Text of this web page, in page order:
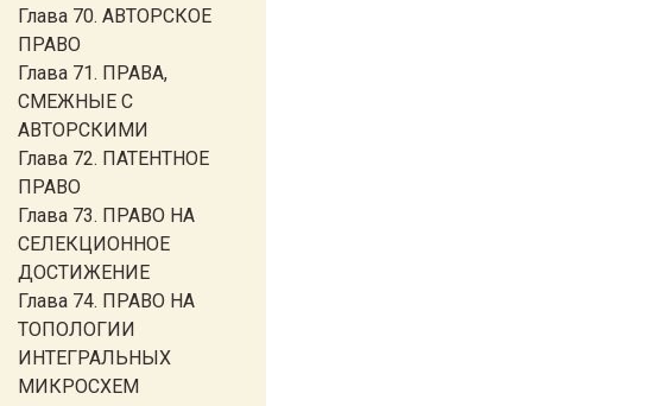
Глава 70. АВТОРСКОЕ
ПРАВО
Глава 71. ПРАВА,
СМЕЖНЫЕ С
АВТОРСКИМИ
Глава 72. ПАТЕНТНОЕ
ПРАВО
Глава 73. ПРАВО НА
СЕЛЕКЦИОННОЕ
ДОСТИЖЕНИЕ
Глава 74. ПРАВО НА
ТОПОЛОГИИ
ИНТЕГРАЛЬНЫХ
МИКРОСХЕМ